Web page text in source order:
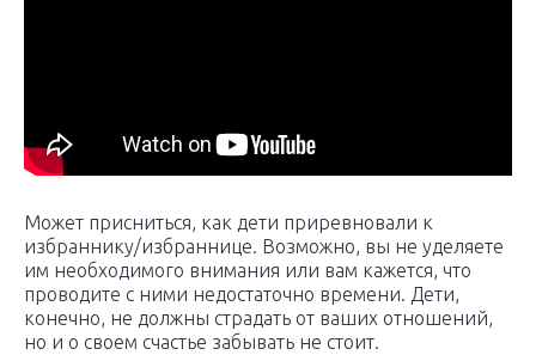
Может присниться, как дети приревновали к
избраннику/избраннице. Возможно, вы не уделяете
им необходимого внимания или вам кажется, что
проводите с ними недостаточно времени. Дети,
конечно, не должны страдать от ваших отношений,
но и о своем счастье забывать не стоит.